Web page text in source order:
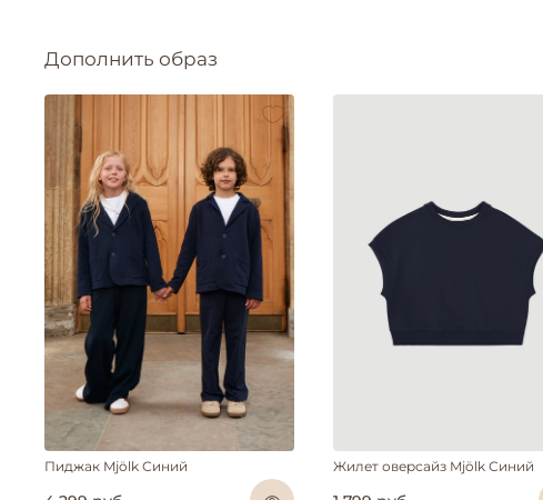
Дополнить образ
Пиджак Mjölk Синий Жилет оверсайз Mjölk Синий